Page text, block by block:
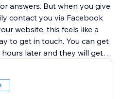
answers. But when you give
contact you via Facebook
website, this feels like a
to get in touch. You can get
later and they will get
inbox with (probably)